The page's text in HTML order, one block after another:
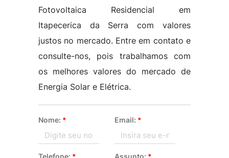
Fotovoltaica Residencial em
Itapecerica da Serra com valores
justos no mercado. Entre em contato e
consulte-nos, pois trabalhamos com
os melhores valores do mercado de
Energia Solar e Elétrica.
Nome: * Email: *
Telefone: * Assunto: *